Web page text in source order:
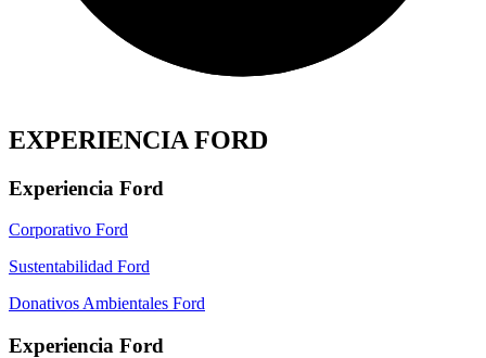
EXPERIENCIA FORD
Experiencia Ford
Corporativo Ford
Sustentabilidad Ford
Donativos Ambientales Ford
Experiencia Ford